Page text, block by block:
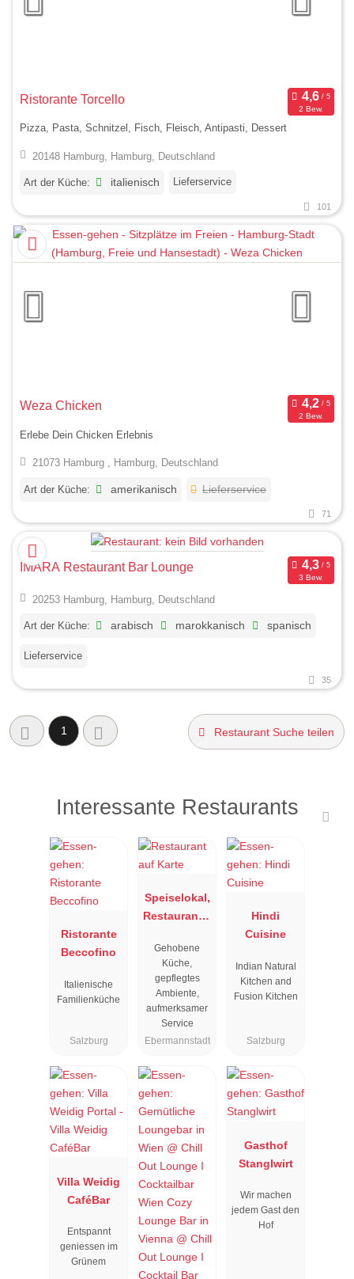
Ristorante Torcello
2 Bew.
Pizza, Pasta, Schnitzel, Fisch, Fleisch, Antipasti, Dessert
20148 Hamburg, Hamburg, Deutschland
Art der Küche: italienisch Lieferservice
101
Weza Chicken
2 Bew.
Erlebe Dein Chicken Erlebnis
21073 Hamburg , Hamburg, Deutschland
Art der Küche: amerikanisch Lieferservice
71
IMARA Restaurant Bar Lounge
3 Bew.
20253 Hamburg, Hamburg, Deutschland
Art der Küche: arabisch marokkanisch spanisch
Lieferservice
35
1 Restaurant Suche teilen
Interessante Restaurants
Ristorante
Beccofino
Italienische
Familienküche
Salzburg
Speiselokal,
Restaurant "
"
Gehobene
Küche,
gepflegtes
Ambiente,
aufmerksamer
Service
Ebermannstadt
Hindi
Cuisine
Indian Natural
Kitchen and
Fusion Kitchen
Salzburg
Villa Weidig
CaféBar
Entspannt
geniessen im
Grünem
Gasthof
Stanglwirt
Wir machen
jedem Gast den
Hof